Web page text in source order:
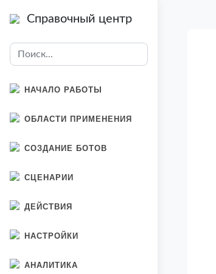
Справочный центр
НАЧАЛО РАБОТЫ
ОБЛАСТИ ПРИМЕНЕНИЯ
СОЗДАНИЕ БОТОВ
СЦЕНАРИИ
ДЕЙСТВИЯ
НАСТРОЙКИ
АНАЛИТИКА